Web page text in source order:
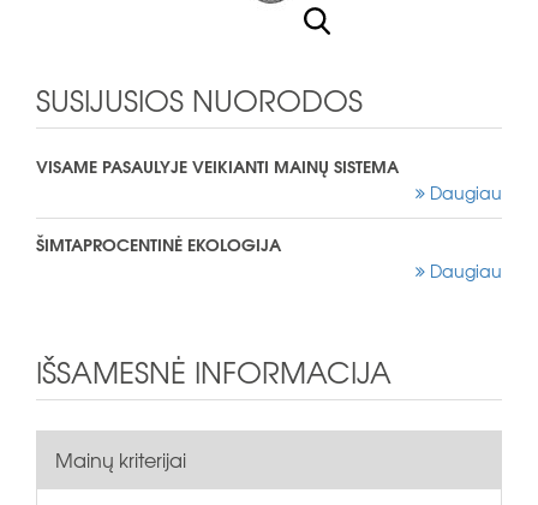
SUSIJUSIOS NUORODOS
VISAME PASAULYJE VEIKIANTI MAINŲ SISTEMA
Daugiau
ŠIMTAPROCENTINĖ EKOLOGIJA
Daugiau
IŠSAMESNĖ INFORMACIJA
Mainų kriterijai